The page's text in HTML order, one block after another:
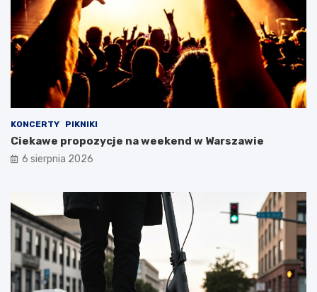
KONCERTY PIKNIKI
Ciekawe propozycje na weekend w Warszawie
6 sierpnia 2026